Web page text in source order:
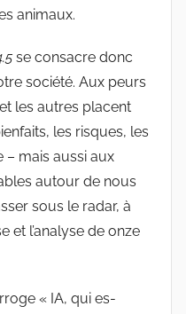
animaux.
se consacre donc
société. Aux peurs
les autres placent
les risques, les
mais aussi aux
autour de nous
sous le radar, à
et l’analyse de onze
« IA, qui es-